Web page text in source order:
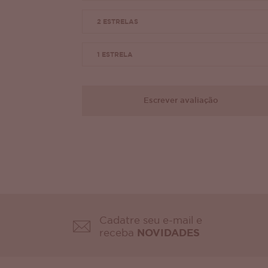
2 ESTRELAS
1 ESTRELA
Escrever avaliação
Cadatre seu e-mail e
receba
NOVIDADES